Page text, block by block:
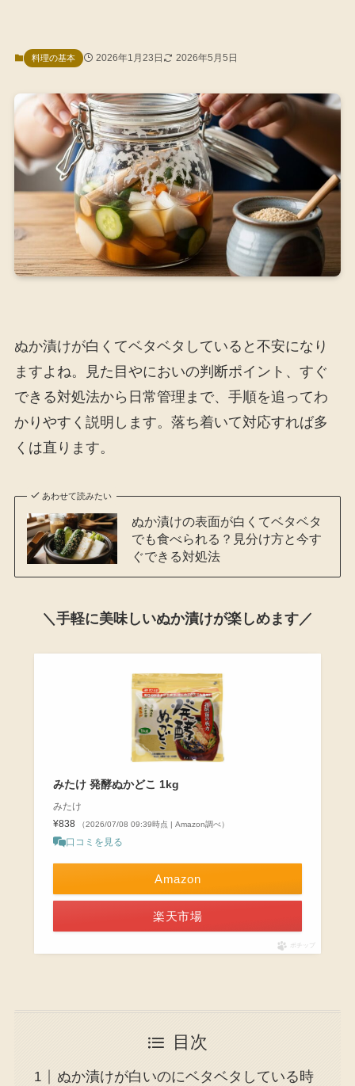
料理の基本 2026年1月23日 2026年5月5日
ぬか漬けが白くてベタベタしていると不安になり
ますよね。見た目やにおいの判断ポイント、すぐ
できる対処法から日常管理まで、手順を追ってわ
かりやすく説明します。落ち着いて対応すれば多
くは直ります。
あわせて読みたい
ぬか漬けの表面が白くてベタベタ
でも食べられる？見分け方と今す
ぐできる対処法
＼手軽に美味しいぬか漬けが楽しめます／
みたけ 発酵ぬかどこ 1kg
みたけ
¥838
（2026/07/08 09:39時点 | Amazon調べ）
口コミを見る
Amazon
楽天市場
ポチップ
目次
ぬか漬けが白いのにベタベタしている時